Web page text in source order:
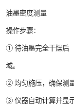
油墨密度测量
操作步骤：
① 待油墨完全干燥后
域。
② 均匀施压，确保测
③ 仪器自动计算并显